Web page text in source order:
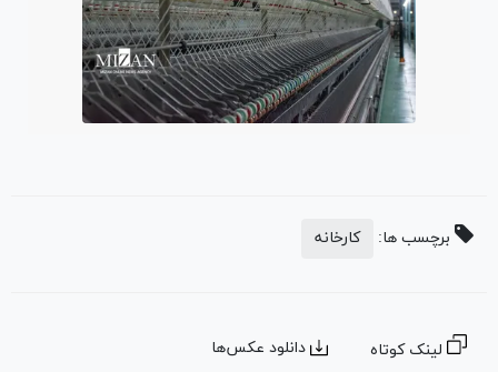
برچسب ها: کارخانه
لینک کوتاه دانلود عکس‌ها